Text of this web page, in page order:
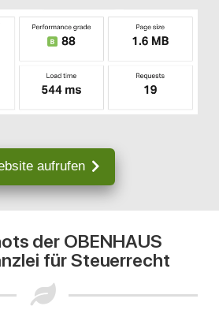
aufrufen
der OBENHAUS
für Steuerrecht